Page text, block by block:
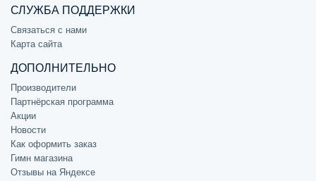
СЛУЖБА ПОДДЕРЖКИ
Связаться с нами
Карта сайта
ДОПОЛНИТЕЛЬНО
Производители
Партнёрская программа
Акции
Новости
Как оформить заказ
Гимн магазина
Отзывы на Яндексе